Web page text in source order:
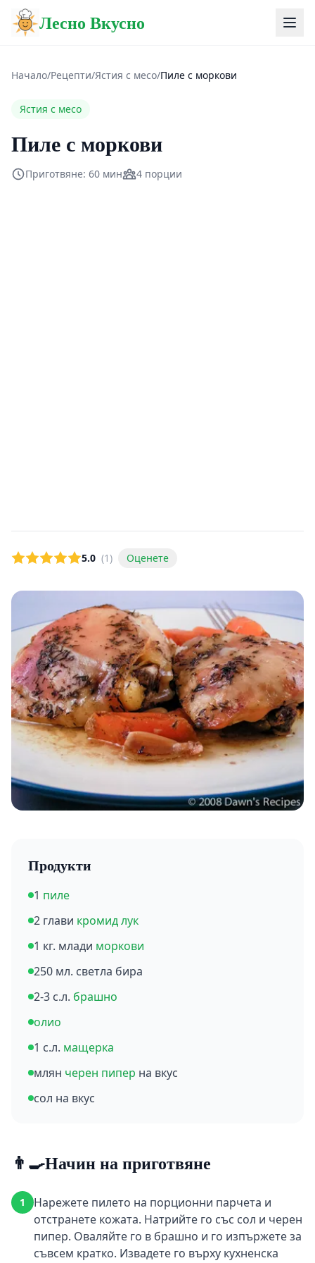
Лесно Вкусно
Начало/Рецепти/Ястия с месо/Пиле с моркови
Ястия с месо
Пиле с моркови
Приготвяне: 60 мин 4 порции
5.0 (1) Оценете
Продукти
1 пиле
2 глави кромид лук
1 кг. млади моркови
250 мл. светла бира
2-3 с.л. брашно
олио
1 с.л. мащерка
млян черен пипер на вкус
сол на вкус
👨‍🍳Начин на приготвяне
1
Нарежете пилето на порционни парчета и
отстранете кожата. Натрийте го със сол и черен
пипер. Оваляйте го в брашно и го изпържете за
съвсем кратко. Извадете го върху кухненска